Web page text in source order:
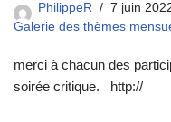
PhilippeR
7 juin
Galerie des thèmes
merci à chacun des
soirée critique. http://